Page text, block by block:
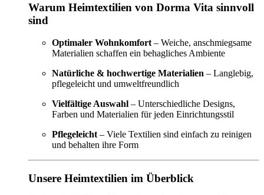
Warum Heimtextilien von Dorma Vita sinnvoll
sind
Optimaler Wohnkomfort – Weiche, anschmiegsame
Materialien schaffen ein behagliches Ambiente
Natürliche & hochwertige Materialien – Langlebig,
pflegeleicht und umweltfreundlich
Vielfältige Auswahl – Unterschiedliche Designs,
Farben und Materialien für jeden Einrichtungsstil
Pflegeleicht – Viele Textilien sind einfach zu reinigen
und behalten ihre Form
Unsere Heimtextilien im Überblick